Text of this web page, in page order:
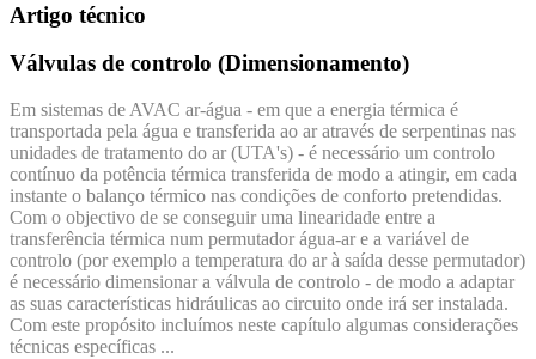
Artigo técnico
Válvulas de controlo (Dimensionamento)
Em sistemas de AVAC ar-água - em que a energia térmica é
transportada pela água e transferida ao ar através de serpentinas nas
unidades de tratamento do ar (UTA's) - é necessário um controlo
contínuo da potência térmica transferida de modo a atingir, em cada
instante o balanço térmico nas condições de conforto pretendidas.
Com o objectivo de se conseguir uma linearidade entre a
transferência térmica num permutador água-ar e a variável de
controlo (por exemplo a temperatura do ar à saída desse permutador)
é necessário dimensionar a válvula de controlo - de modo a adaptar
as suas características hidráulicas ao circuito onde irá ser instalada.
Com este propósito incluímos neste capítulo algumas considerações
técnicas específicas ...